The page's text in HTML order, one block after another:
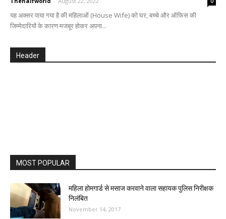
यह अक्सर पाया गया है की महिलाओं (House Wife) को घर, बच्चे और ऑफिस की
जिम्मेदारियों के कारण मजबूर होकर अपना...
Header
MOST POPULAR
महिला होमगार्ड से मसाज करवाने वाला सहायक पुलिस निरीक्षक
निलंबित
November 14, 2017